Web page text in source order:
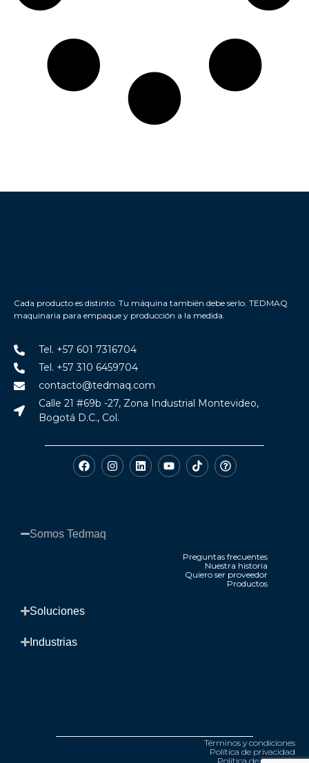
Cada producto es distinto. Tu máquina también debe serlo. TEDMAQ
maquinaria para empaque y producción a la medida.
Tel. +57 601 7316704
Tel. +57 310 6459704
contacto@tedmaq.com
Calle 21 #69b -27, Zona Industrial Montevideo,
Bogotá D.C., Col.
Somos Tedmaq​
Preguntas frecuentes
Nuestra historia
Quiero ser proveedor
Productos
Soluciones​
Industrias​
Términos y condiciones
Política de privacidad
Política de garantía